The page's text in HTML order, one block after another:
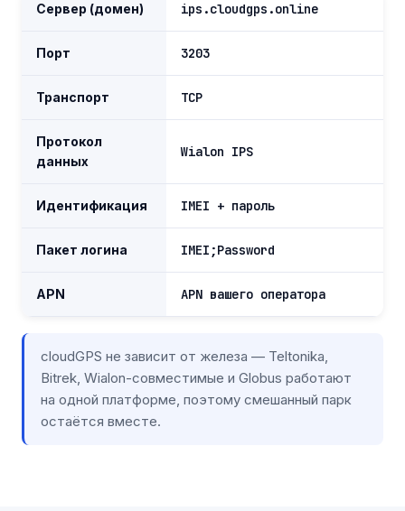
Сервер (домен) ips.cloudgps.online
Порт 3203
Транспорт TCP
Протокол
данных
Wialon IPS
Идентификация IMEI + пароль
Пакет логина IMEI;Password
APN APN вашего оператора
cloudGPS не зависит от железа — Teltonika,
Bitrek, Wialon-совместимые и Globus работают
на одной платформе, поэтому смешанный парк
остаётся вместе.